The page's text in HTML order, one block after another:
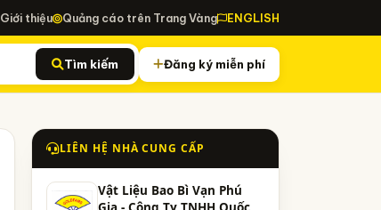
Giới thiệu Quảng cáo trên Trang Vàng ENGLISH
Tìm kiếm Đăng ký miễn phí
LIÊN HỆ NHÀ CUNG CẤP
Vật Liệu Bao Bì Vạn Phú